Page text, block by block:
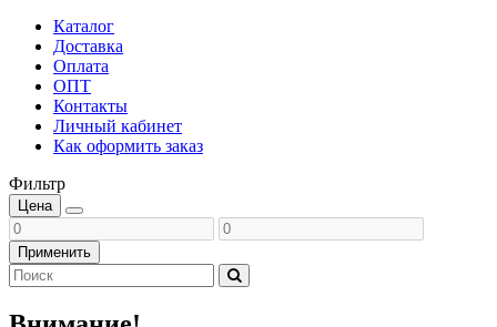
Каталог
Доставка
Оплата
ОПТ
Контакты
Личный кабинет
Как оформить заказ
Фильтр
Цена
Применить